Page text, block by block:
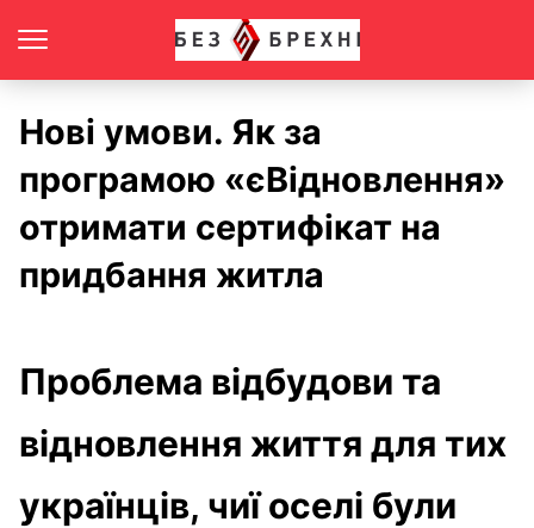
Нові умови. Як за
програмою «єВідновлення»
отримати сертифікат на
придбання житла
Проблема відбудови та
відновлення життя для тих
українців, чиї оселі були